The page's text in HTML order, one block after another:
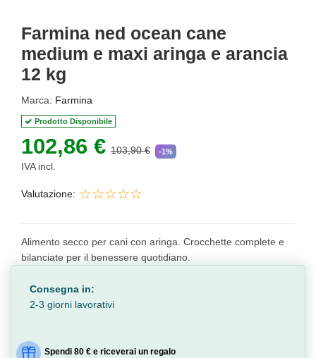
Farmina ned ocean cane
medium e maxi aringa e arancia
12 kg
Marca: Farmina
Prodotto Disponibile
102,86 € 103,90 € -1%
IVA incl.
Valutazione:
Alimento secco per cani con aringa. Crocchette complete e
bilanciate per il benessere quotidiano.
Consegna in:
2-3 giorni lavorativi
Spendi 80 € e riceverai un regalo